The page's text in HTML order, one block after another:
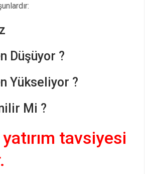
Düşüyor ?
Yükseliyor ?
Mi ?
yatırım tavsiyesi